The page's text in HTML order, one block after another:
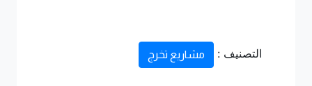
التصنيف : مشاريع تخرج